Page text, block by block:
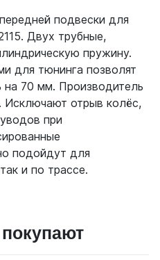
подвески для
Двух трубные,
пружину.
для тюнинга позволят
на 70 мм. Производитель
отрыв колёс,
при
подойдут для
и по трассе.